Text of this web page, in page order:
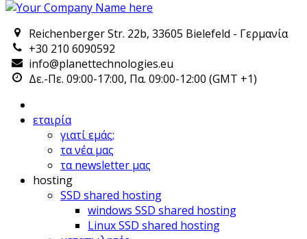
Reichenberger Str. 22b, 33605 Bielefeld - Γερμανία
+30 210 6090592
info@planettechnologies.eu
Δε.-Πε. 09:00-17:00, Πα. 09:00-12:00 (GMT +1)
εταιρία
γιατί εμάς;
τα νέα μας
τα newsletter μας
hosting
SSD shared hosting
windows SSD shared hosting
Linux SSD shared hosting